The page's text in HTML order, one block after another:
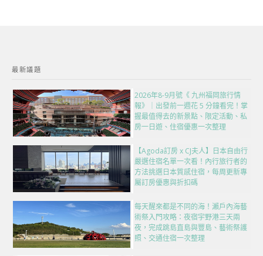
最新議題
2026年8-9月號《 九州福岡旅行情
報》｜出發前一週花 5 分鐘看完！掌
握最值得去的新景點、限定活動、私
房一日遊、住宿優惠一次整理
【Agoda訂房 x CJ夫人】日本自由行
嚴選住宿名單一次看！內行旅行者的
方法挑選日本質感住宿，每周更新專
屬訂房優惠與折扣碼
每天醒來都是不同的海！瀨戶內海藝
術祭入門攻略：夜宿宇野港三天兩
夜，完成跳島直島與豐島、藝術祭護
照、交通住宿一次整理